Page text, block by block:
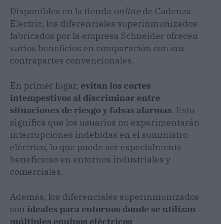
Disponibles en la tienda online de Cadenza
Electric, los diferenciales superinmunizados
fabricados por la empresa Schneider ofrecen
varios beneficios en comparación con sus
contrapartes convencionales.
En primer lugar, evitan los cortes
intempestivos al discriminar entre
situaciones de riesgo y falsas alarmas. Esto
significa que los usuarios no experimentarán
interrupciones indebidas en el suministro
eléctrico, lo que puede ser especialmente
beneficioso en entornos industriales y
comerciales.
Además, los diferenciales superinmunizados
son ideales para entornos donde se utilizan
múltiples equipos eléctricos